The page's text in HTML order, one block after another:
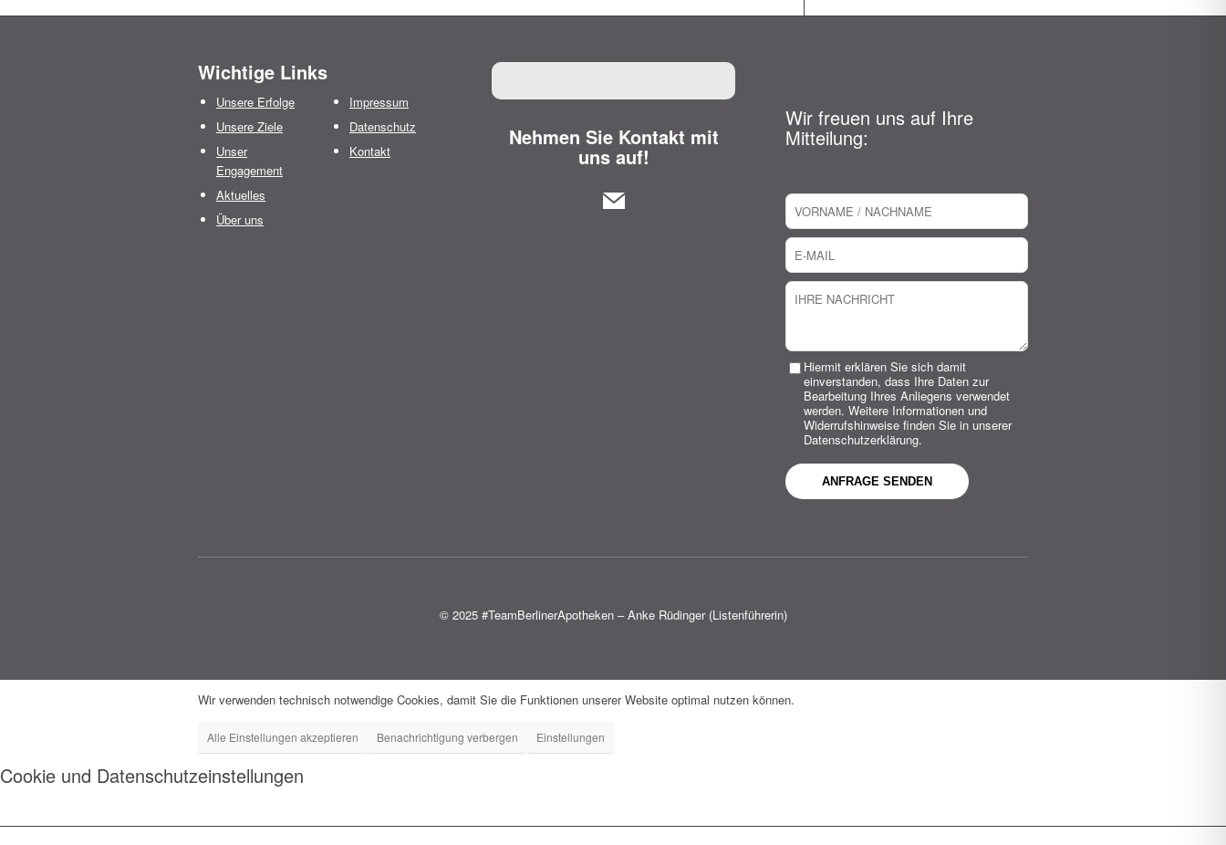
Wichtige Links
Unsere Erfolge
Unsere Ziele
Unser
Engagement
Aktuelles
Über uns
Impressum
Datenschutz
Kontakt
Nehmen Sie Kontakt mit
uns auf!
Wir freuen uns auf Ihre
Mitteilung:
Hiermit erklären Sie sich damit
einverstanden, dass Ihre Daten zur
Bearbeitung Ihres Anliegens verwendet
werden. Weitere Informationen und
Widerrufshinweise finden Sie in unserer
Datenschutzerklärung.
© 2025 #TeamBerlinerApotheken – Anke Rüdinger (Listenführerin)
Wir verwenden technisch notwendige Cookies, damit Sie die Funktionen unserer Website optimal nutzen können.
Alle Einstellungen akzeptieren Benachrichtigung verbergen Einstellungen
Cookie und Datenschutzeinstellungen